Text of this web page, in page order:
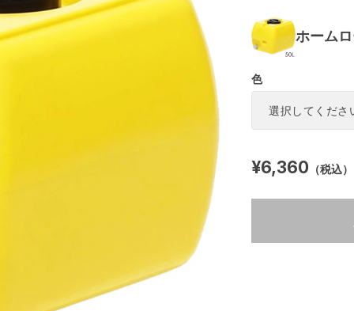
ホーム
色
¥6,360 （税込）